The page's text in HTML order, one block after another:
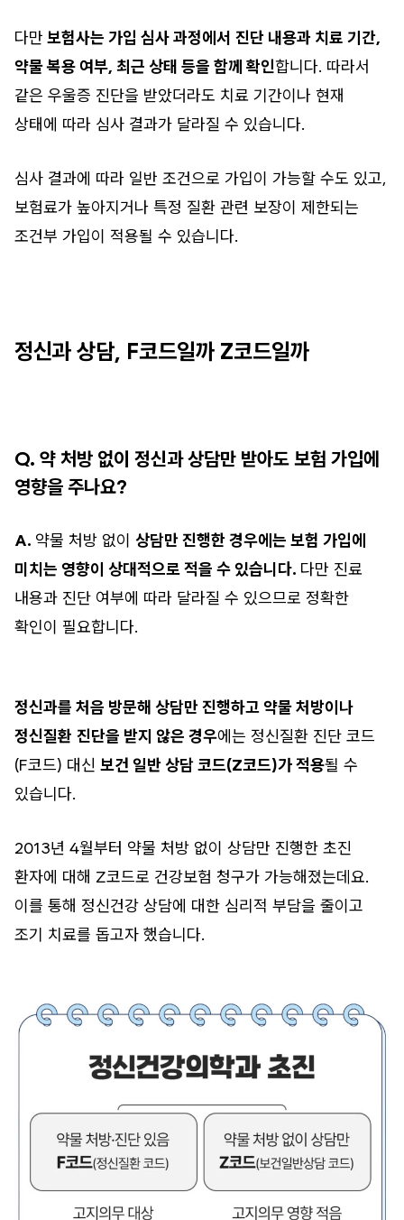
다만 보험사는 가입 심사 과정에서 진단 내용과 치료 기간,
약물 복용 여부, 최근 상태 등을 함께 확인합니다. 따라서
같은 우울증 진단을 받았더라도 치료 기간이나 현재
상태에 따라 심사 결과가 달라질 수 있습니다.
심사 결과에 따라 일반 조건으로 가입이 가능할 수도 있고,
보험료가 높아지거나 특정 질환 관련 보장이 제한되는
조건부 가입이 적용될 수 있습니다.
정신과 상담, F코드일까 Z코드일까
Q. 약 처방 없이 정신과 상담만 받아도 보험 가입에
영향을 주나요?
A. 약물 처방 없이 상담만 진행한 경우에는 보험 가입에
미치는 영향이 상대적으로 적을 수 있습니다. 다만 진료
내용과 진단 여부에 따라 달라질 수 있으므로 정확한
확인이 필요합니다.
정신과를 처음 방문해 상담만 진행하고 약물 처방이나
정신질환 진단을 받지 않은 경우에는 정신질환 진단 코드
(F코드) 대신 보건 일반 상담 코드(Z코드)가 적용될 수
있습니다.
2013년 4월부터 약물 처방 없이 상담만 진행한 초진
환자에 대해 Z코드로 건강보험 청구가 가능해졌는데요.
이를 통해 정신건강 상담에 대한 심리적 부담을 줄이고
조기 치료를 돕고자 했습니다.